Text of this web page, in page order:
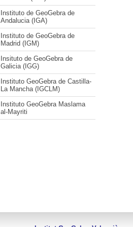
Instituto de GeoGebra de
Andalucia (IGA)
Instituto de GeoGebra de
Madrid (IGM)
Insituto de GeoGebra de
Galicia (IGG)
Instituto GeoGebra de Castilla-
La Mancha (IGCLM)
Instituto GeoGebra Maslama
al-Mayriti